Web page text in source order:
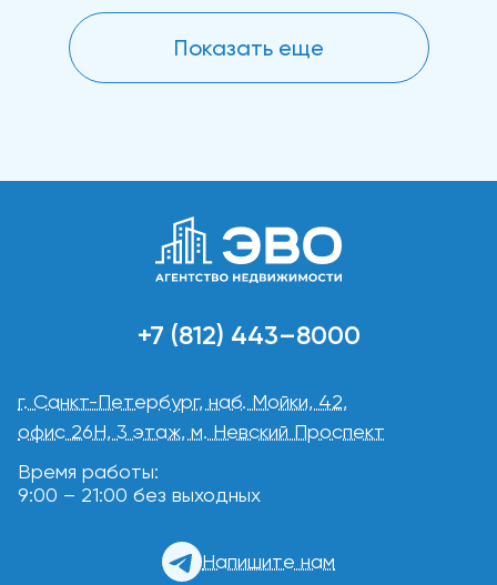
Показать еще
+7 (812) 443–8000
г. Санкт-Петербург, наб. Мойки, 42,
офис 26Н, 3 этаж, м. Невский Проспект
Время работы:
9:00 – 21:00 без выходных
Напишите нам